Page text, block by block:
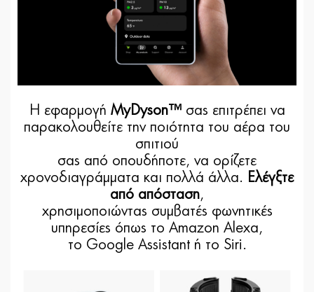
Η εφαρμογή MyDyson™σας επιτρέπει να
παρακολουθείτε την ποιότητα του αέρα του
σπιτιού
σας από οπουδήποτε, να ορίζετε
χρονοδιαγράμματα και πολλά άλλα. Ελέγξτε
από απόσταση,
χρησιμοποιώντας συμβατές φωνητικές
υπηρεσίες όπως το Amazon Alexa,
το Google Assistant ή το Siri.